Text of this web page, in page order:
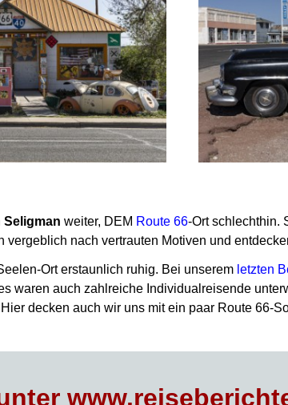
Seligman weiter, DEM Route 66-Ort schlechthin.
vergeblich nach vertrauten Motiven und
Ort erstaunlich ruhig. Bei unserem letzten
waren auch zahlreiche Individualreisende
decken auch wir uns mit ein paar Route 66-